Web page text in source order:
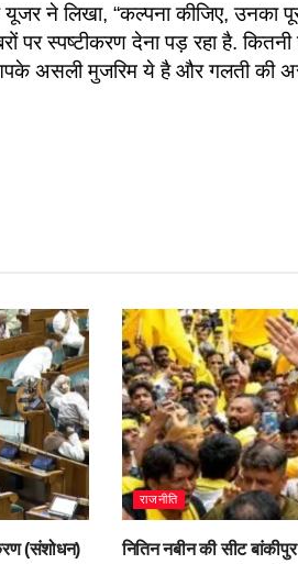
ने लिखा, “कल्पना कीजिए, उनका
पर स्पष्टीकरण देना पड़ रहा है.
असली मुजरिम ये है और गलती की
(संशोधन)
राजनीति
नितिन नबीन की सीट